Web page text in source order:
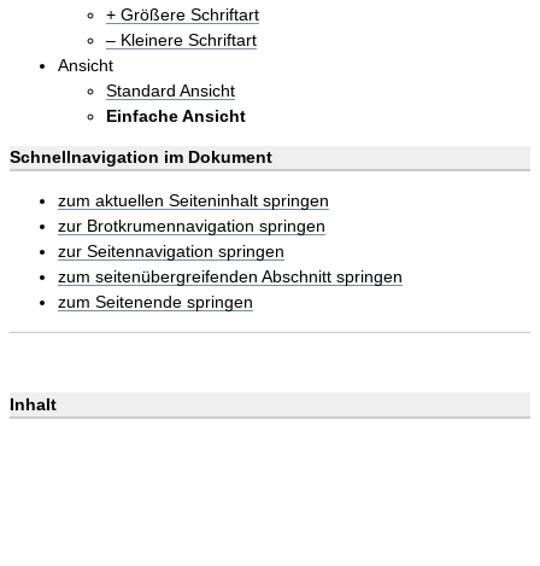
+ Größere Schriftart
– Kleinere Schriftart
Ansicht
Standard Ansicht
Einfache Ansicht
Schnellnavigation im Dokument
zum aktuellen Seiteninhalt springen
zur Brotkrumennavigation springen
zur Seitennavigation springen
zum seitenübergreifenden Abschnitt springen
zum Seitenende springen
Inhalt